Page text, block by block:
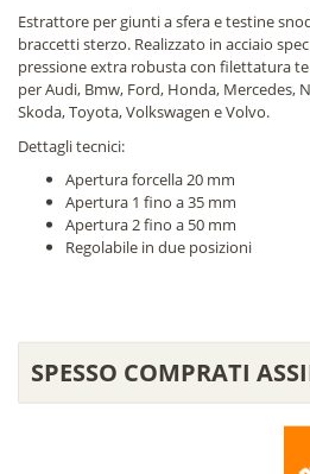
Estrattore per giunti a sfera e testine
braccetti sterzo. Realizzato in acciaio
pressione extra robusta con filettatura
per Audi, Bmw, Ford, Honda, Mercedes,
Skoda, Toyota, Volkswagen e Volvo.
Dettagli tecnici:
Apertura forcella 20 mm
Apertura 1 fino a 35 mm
Apertura 2 fino a 50 mm
Regolabile in due posizioni
SPESSO COMPRATI